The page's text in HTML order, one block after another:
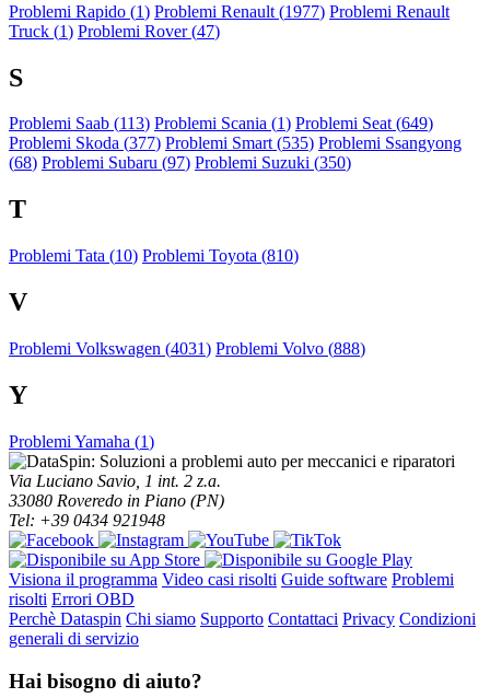
Problemi Rapido (1) Problemi Renault (1977) Problemi Renault
Truck (1) Problemi Rover (47)
S
Problemi Saab (113) Problemi Scania (1) Problemi Seat (649)
Problemi Skoda (377) Problemi Smart (535) Problemi Ssangyong
(68) Problemi Subaru (97) Problemi Suzuki (350)
T
Problemi Tata (10) Problemi Toyota (810)
V
Problemi Volkswagen (4031) Problemi Volvo (888)
Y
Problemi Yamaha (1)
Via Luciano Savio, 1 int. 2 z.a.
33080 Roveredo in Piano (PN)
Tel: +39 0434 921948
Visiona il programma Video casi risolti Guide software Problemi
risolti Errori OBD
Perchè Dataspin Chi siamo Supporto Contattaci Privacy Condizioni
generali di servizio
Hai bisogno di aiuto?